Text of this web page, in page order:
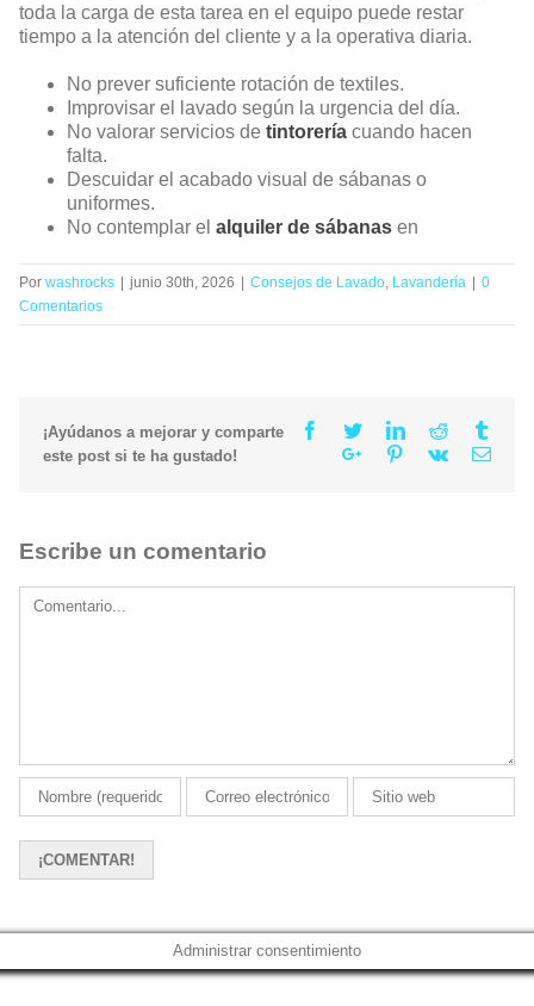
toda la carga de esta tarea en el equipo puede restar
tiempo a la atención del cliente y a la operativa diaria.
No prever suficiente rotación de textiles.
Improvisar el lavado según la urgencia del día.
No valorar servicios de tintorería cuando hacen
falta.
Descuidar el acabado visual de sábanas o
uniformes.
No contemplar el alquiler de sábanas en
Por washrocks | junio 30th, 2026 | Consejos de Lavado Lavandería | 0
Comentarios
¡Ayúdanos a mejorar y comparte
este post si te ha gustado!
Facebook
TwitterLinkedinReddit
Google+Pinterest
Vk Email
Escribe un comentario
Comment
Administrar consentimiento